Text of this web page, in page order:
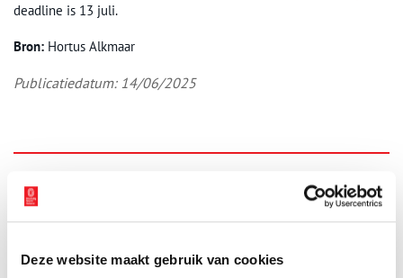
Deze website maakt gebruik van cookies
deadline is 13 juli.
Bron: Hortus Alkmaar
Publicatiedatum: 14/06/2025
Ontvang de nieuwsbrief
Wilt u op de hoogte blijven van de mooiste verhalen en het
wekelijkse nieuwsbrief!